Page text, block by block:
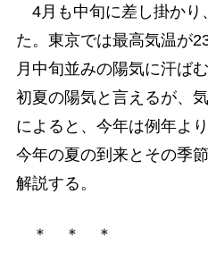
4月も中旬に差し掛かり
た。東京では最高気温が
月中旬並みの陽気に汗ば
初夏の陽気と言えるが、
によると、今年は例年よ
今年の夏の到来とその季
解説する。
＊ ＊ ＊